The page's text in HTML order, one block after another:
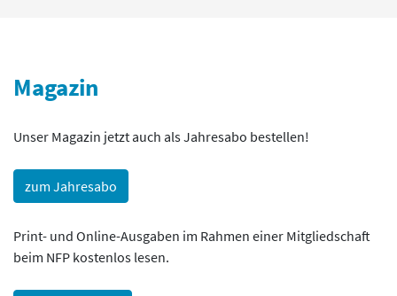
Magazin
Unser Magazin jetzt auch als Jahresabo bestellen!
zum Jahresabo
Print- und Online-Ausgaben im Rahmen einer Mitgliedschaft
beim NFP kostenlos lesen.